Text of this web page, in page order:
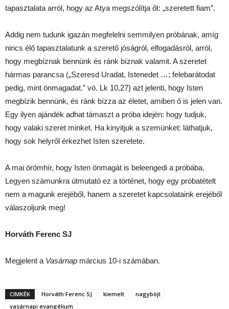
tapasztalata arról, hogy az Atya megszólítja őt: „szeretett fiam”.
Addig nem tudunk igazán megfelelni semmilyen próbának, amíg
nincs élő tapasztalatunk a szerető jóságról, elfogadásról, arról,
hogy megbíznak bennünk és ránk bíznak valamit. A szeretet
hármas parancsa („Szeresd Uradat, Istenedet …; felebarátodat
pedig, mint önmagadat.” vö. Lk 10,27) azt jelenti, hogy Isten
megbízik bennünk, és ránk bízza az életet, amiben ő is jelen van.
Egy ilyen ajándék adhat támaszt a próba idején: hogy tudjuk,
hogy valaki szeret minket. Ha kinyitjuk a szemünket: láthatjuk,
hogy sok helyről érkezhet Isten szeretete.
A mai örömhír, hogy Isten önmagát is beleengedi a próbába.
Legyen számunkra útmutató ez a történet, hogy egy próbatételt
nem a magunk erejéből, hanem a szeretet kapcsolataink erejéből
válaszoljunk meg!
Horváth Ferenc SJ
Megjelent a Vasárnap március 10-i számában.
CIMKÉK Horváth Ferenc SJ kiemelt
nagyböjt
vasárnapi evangélium